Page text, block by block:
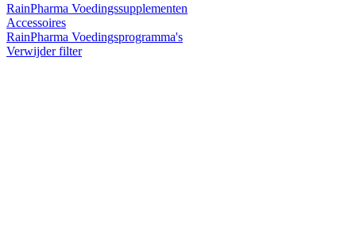
RainPharma Voedingssupplementen
Accessoires
RainPharma Voedingsprogramma's
Verwijder filter